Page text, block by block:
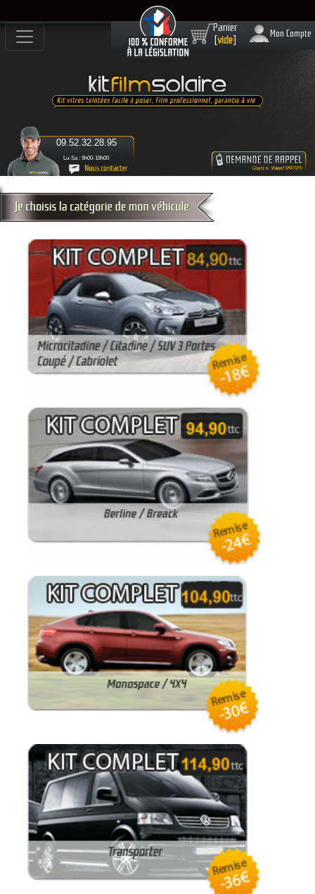
Lu-Sa : 9h00-18h00
09.52.32.28.95
Panier
[vide]
Mon Compte